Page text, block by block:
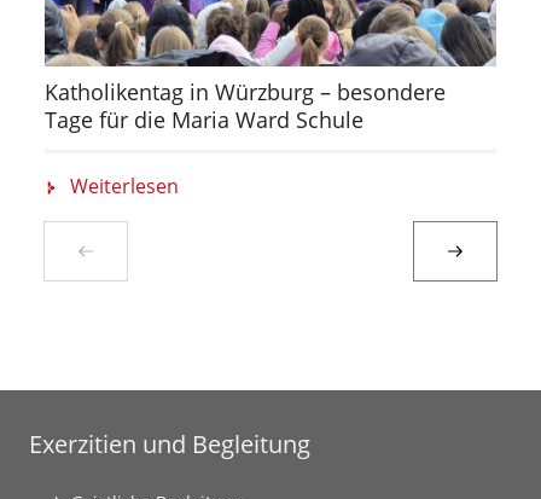
Katholikentag in Würzburg – besondere
Tage für die Maria Ward Schule
Weiterlesen
Exerzitien und Begleitung